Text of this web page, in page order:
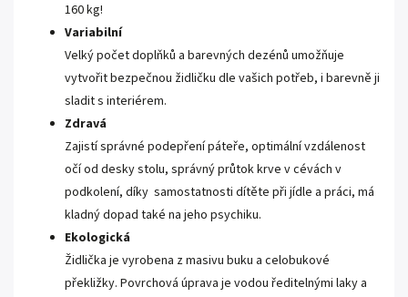
160 kg!
Variabilní
Velký počet doplňků a barevných dezénů umožňuje
vytvořit bezpečnou židličku dle vašich potřeb, i barevně ji
sladit s interiérem.
Zdravá
Zajistí správné podepření páteře, optimální vzdálenost
očí od desky stolu, správný průtok krve v cévách v
podkolení, díky samostatnosti dítěte při jídle a práci, má
kladný dopad také na jeho psychiku.
Ekologická
Židlička je vyrobena z masivu buku a celobukové
překližky. Povrchová úprava je vodou ředitelnými laky a